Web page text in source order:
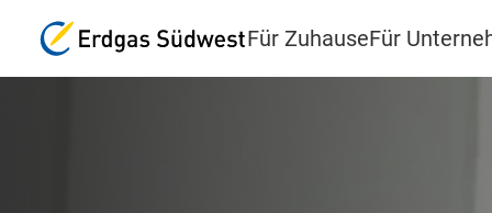
Für ZuhauseFür